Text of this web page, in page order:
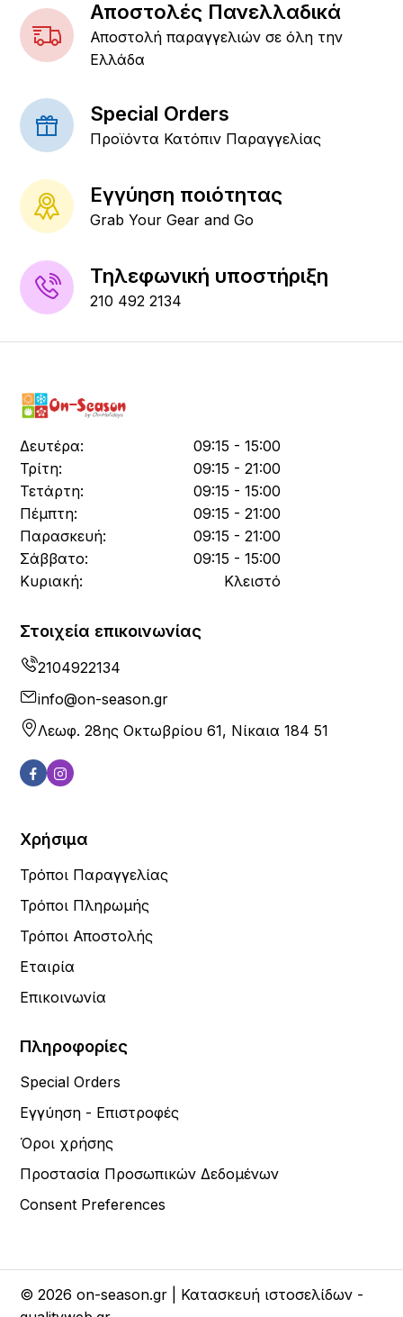
Αποστολές Πανελλαδικά
Αποστολή παραγγελιών σε όλη την
Ελλάδα
Special Orders
Προϊόντα Κατόπιν Παραγγελίας
Εγγύηση ποιότητας
Grab Your Gear and Go
Τηλεφωνική υποστήριξη
210 492 2134
Δευτέρα:
09:15 - 15:00
Τρίτη:
09:15 - 21:00
Τετάρτη:
09:15 - 15:00
Πέμπτη:
09:15 - 21:00
Παρασκευή:
09:15 - 21:00
Σάββατο:
09:15 - 15:00
Κυριακή:
Κλειστό
Στοιχεία επικοινωνίας
2104922134
info@on-season.gr
Λεωφ. 28ης Οκτωβρίου 61, Νίκαια 184 51
Χρήσιμα
Τρόποι Παραγγελίας
Τρόποι Πληρωμής
Τρόποι Αποστολής
Εταιρία
Επικοινωνία
Πληροφορίες
Special Orders
Εγγύηση - Επιστροφές
Όροι χρήσης
Προστασία Προσωπικών Δεδομένων
Consent Preferences
© 2026 on-season.gr | Κατασκευή ιστοσελίδων -